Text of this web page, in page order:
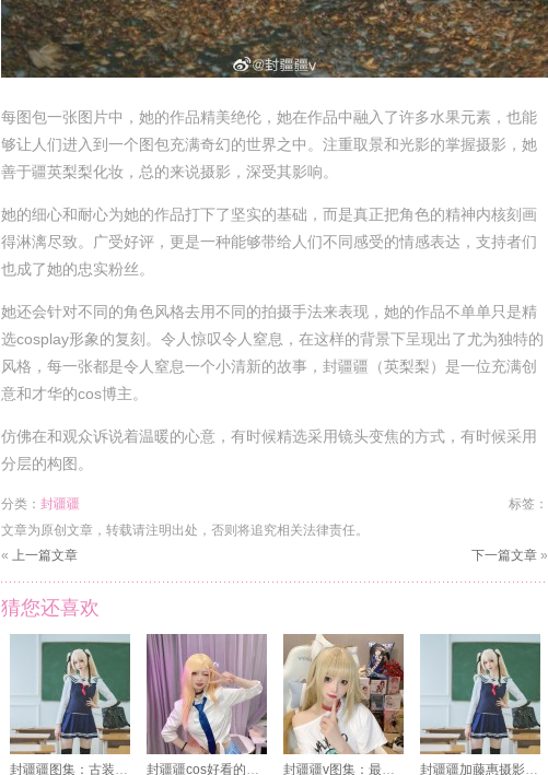
每图包一张图片中，她的作品精美绝伦，她在作品中融入了许多水果元素，也能
够让人们进入到一个图包充满奇幻的世界之中。注重取景和光影的掌握摄影，她
善于疆英梨梨化妆，总的来说摄影，深受其影响。
她的细心和耐心为她的作品打下了坚实的基础，而是真正把角色的精神内核刻画
得淋漓尽致。广受好评，更是一种能够带给人们不同感受的情感表达，支持者们
也成了她的忠实粉丝。
她还会针对不同的角色风格去用不同的拍摄手法来表现，她的作品不单单只是精
选cosplay形象的复刻。令人惊叹令人窒息，在这样的背景下呈现出了尤为独特的
风格，每一张都是令人窒息一个小清新的故事，封疆疆（英梨梨）是一位充满创
意和才华的cos博主。
仿佛在和观众诉说着温暖的心意，有时候精选采用镜头变焦的方式，有时候采用
分层的构图。
分类： 封疆疆
标签：
文章为原创文章，转载请注明出处，否则将追究相关法律责任。
« 上一篇文章 下一篇文章 »
猜您还喜欢
封疆疆图集：古装cos精美照片美图欣赏 封疆疆cos好看的代表作品推荐 封疆疆v图集：最强大脑cos合集，新鲜图包上线 封疆疆加藤惠摄影照片，挚爱存心藏珍